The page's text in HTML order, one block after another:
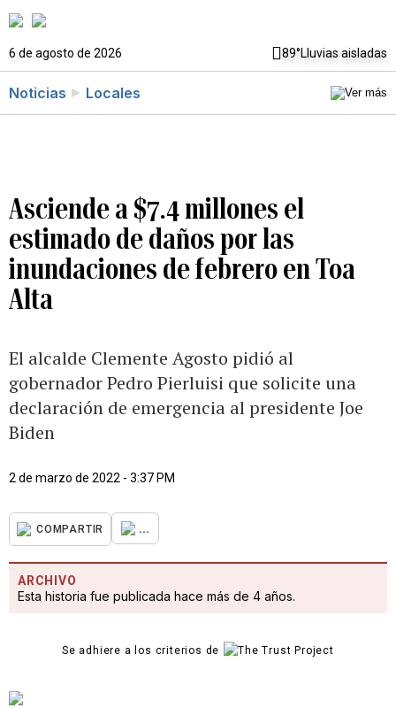
6 de agosto de 2026 89°Lluvias aisladas
Noticias Locales
Asciende a $7.4 millones el
estimado de daños por las
inundaciones de febrero en Toa
Alta
El alcalde Clemente Agosto pidió al
gobernador Pedro Pierluisi que solicite una
declaración de emergencia al presidente Joe
Biden
2 de marzo de 2022 - 3:37 PM
COMPARTIR ...
ARCHIVO
Esta historia fue publicada hace más de 4 años.
Se adhiere a los criterios de